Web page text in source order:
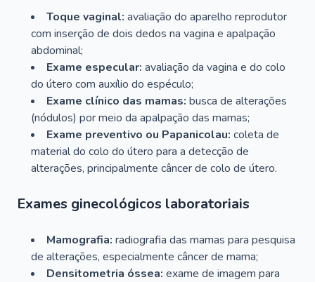
Toque vaginal: avaliação do aparelho reprodutor
com inserção de dois dedos na vagina e apalpação
abdominal;
Exame especular: avaliação da vagina e do colo
do útero com auxílio do espéculo;
Exame clínico das mamas: busca de alterações
(nódulos) por meio da apalpação das mamas;
Exame preventivo ou Papanicolau: coleta de
material do colo do útero para a detecção de
alterações, principalmente câncer de colo de útero.
Exames ginecológicos laboratoriais
Mamografia: radiografia das mamas para pesquisa
de alterações, especialmente câncer de mama;
Densitometria óssea: exame de imagem para